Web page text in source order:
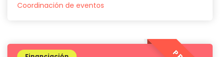
Coordinación de eventos